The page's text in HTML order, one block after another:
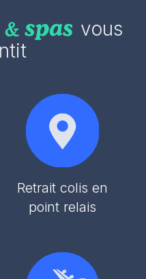
vous
Retrait colis en
point relais